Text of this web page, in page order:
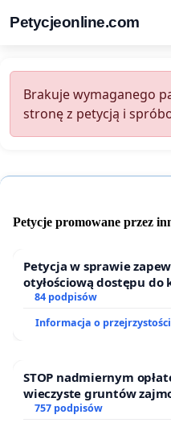
Petycjeonline.com
Brakuje wymaganego
stronę z petycją i
Petycje promowane przez
Petycja w sprawie
otyłościową dostępu do
oraz programów
84 podpisów
Informacja o przejrzystości
STOP nadmiernym
wieczyste gruntów
ogrody działkowe.
757 podpisów